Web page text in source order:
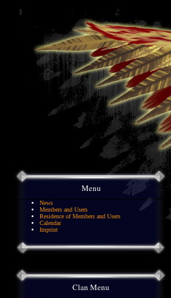
Menu
News
Members and Users
Residence of Members and Users
Calendar
Imprint
Clan Menu